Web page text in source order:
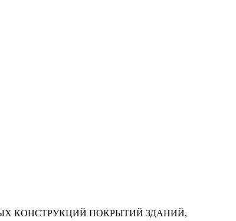
КОНСТРУКЦИЙ ПОКРЫТИЙ ЗДАНИЙ,